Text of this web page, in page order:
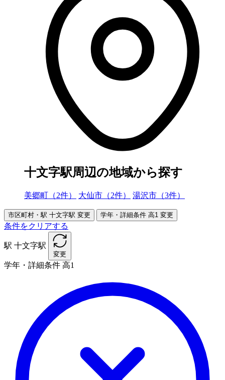
十文字駅周辺の地域から探す
美郷町（2件） 大仙市（2件） 湯沢市（3件）
市区町村・駅 十文字駅 変更 学年・詳細条件 高1 変更
条件をクリアする
駅 十文字駅
変更
学年・詳細条件 高1